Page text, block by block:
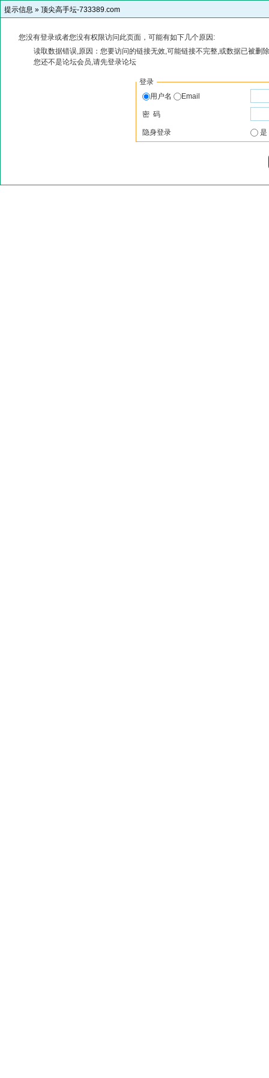
提示信息 » 顶尖高手坛-733389.com
您没有登录或者您没有权限访问此页面，可能有如下几个原因:
读取数据错误,原因：您要访问的链接无效,可能链接不完整,或数据已被删
您还不是论坛会员,请先登录论坛
登录
用户名
Email
密 码
隐身登录